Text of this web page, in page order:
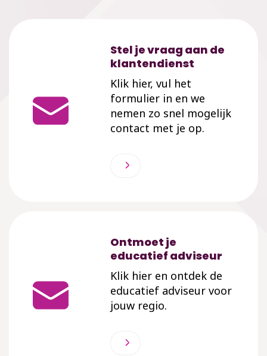
Stel je vraag aan de
klantendienst
Klik hier, vul het
formulier in en we
nemen zo snel mogelijk
contact met je op.
Ontmoet je
educatief adviseur
Klik hier en ontdek de
educatief adviseur voor
jouw regio.